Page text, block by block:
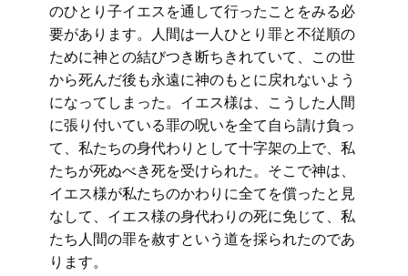
のひとり子イエスを通して行ったことをみる必
要があります。人間は一人ひとり罪と不従順の
ために神との結びつき断ちきれていて、この世
から死んだ後も永遠に神のもとに戻れないよう
になってしまった。イエス様は、こうした人間
に張り付いている罪の呪いを全て自ら請け負っ
て、私たちの身代わりとして十字架の上で、私
たちが死ぬべき死を受けられた。そこで神は、
イエス様が私たちのかわりに全てを償ったと見
なして、イエス様の身代わりの死に免じて、私
たち人間の罪を赦すという道を採られたのであ
ります。